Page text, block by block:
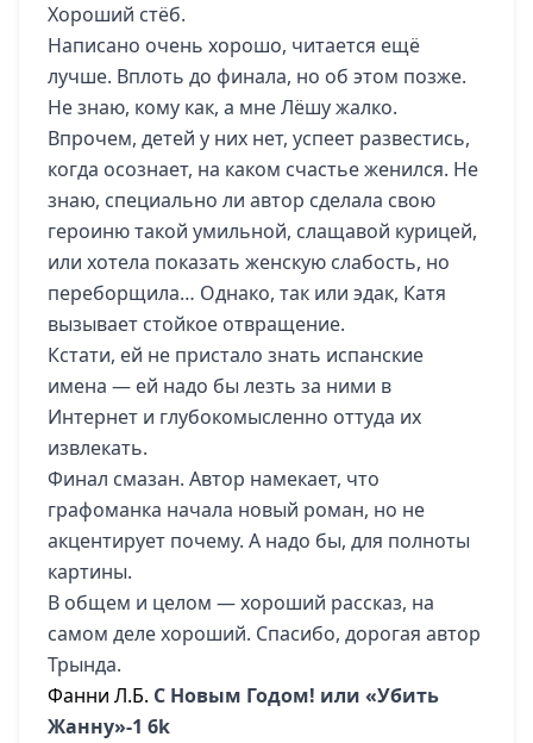
Хороший стёб.
Написано очень хорошо, читается ещё
лучше. Вплоть до финала, но об этом позже.
Не знаю, кому как, а мне Лёшу жалко.
Впрочем, детей у них нет, успеет развестись,
когда осознает, на каком счастье женился. Не
знаю, специально ли автор сделала свою
героиню такой умильной, слащавой курицей,
или хотела показать женскую слабость, но
переборщила… Однако, так или эдак, Катя
вызывает стойкое отвращение.
Кстати, ей не пристало знать испанские
имена — ей надо бы лезть за ними в
Интернет и глубокомысленно оттуда их
извлекать.
Финал смазан. Автор намекает, что
графоманка начала новый роман, но не
акцентирует почему. А надо бы, для полноты
картины.
В общем и целом — хороший рассказ, на
самом деле хороший. Спасибо, дорогая автор
Трында.
Фанни Л.Б. С Новым Годом! или «Убить
Жанну»-1 6k